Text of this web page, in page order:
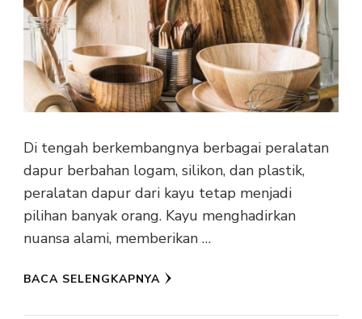
Di tengah berkembangnya berbagai peralatan
dapur berbahan logam, silikon, dan plastik,
peralatan dapur dari kayu tetap menjadi
pilihan banyak orang. Kayu menghadirkan
nuansa alami, memberikan …
BACA SELENGKAPNYA